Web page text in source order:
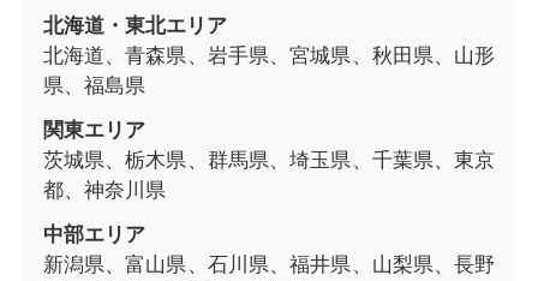
北海道・東北エリア
北海道、青森県、岩手県、宮城県、秋田県、山形
県、福島県
関東エリア
茨城県、栃木県、群馬県、埼玉県、千葉県、東京
都、神奈川県
中部エリア
新潟県、富山県、石川県、福井県、山梨県、長野